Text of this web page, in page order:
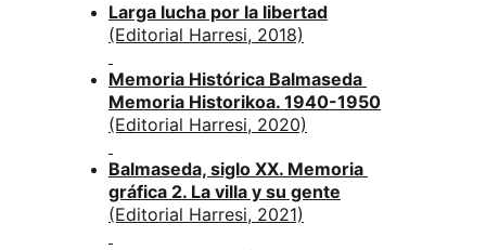
Larga lucha por la libertad
(Editorial Harresi, 2018)
Memoria Histórica Balmaseda
Memoria Historikoa. 1940-1950
(Editorial Harresi, 2020)
Balmaseda, siglo XX. Memoria
gráfica 2. La villa y su gente
(Editorial Harresi, 2021)